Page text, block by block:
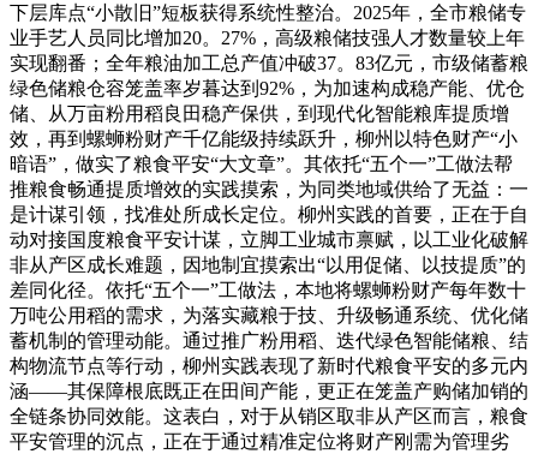
下层库点“小散旧”短板获得系统性整治。2025年，全市粮储专
业手艺人员同比增加20。27%，高级粮储技强人才数量较上年
实现翻番；全年粮油加工总产值冲破37。83亿元，市级储蓄粮
绿色储粮仓容笼盖率岁暮达到92%，为加速构成稳产能、优仓
储、从万亩粉用稻良田稳产保供，到现代化智能粮库提质增
效，再到螺蛳粉财产千亿能级持续跃升，柳州以特色财产“小
暗语”，做实了粮食平安“大文章”。其依托“五个一”工做法帮
推粮食畅通提质增效的实践摸索，为同类地域供给了无益：一
是计谋引领，找准处所成长定位。柳州实践的首要，正在于自
动对接国度粮食平安计谋，立脚工业城市禀赋，以工业化破解
非从产区成长难题，因地制宜摸索出“以用促储、以技提质”的
差同化径。依托“五个一”工做法，本地将螺蛳粉财产每年数十
万吨公用稻的需求，为落实藏粮于技、升级畅通系统、优化储
蓄机制的管理动能。通过推广粉用稻、迭代绿色智能储粮、结
构物流节点等行动，柳州实践表现了新时代粮食平安的多元内
涵——其保障根底既正在田间产能，更正在笼盖产购储加销的
全链条协同效能。这表白，对于从销区取非从产区而言，粮食
平安管理的沉点，正在于通过精准定位将财产刚需为管理劣